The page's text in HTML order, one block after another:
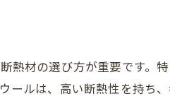
の冬を乗り切るためのリフォ
抑えるための省エネ対策と
厳しい冬に対応するための
熱材の選び方が重要です。
ールは、高い断熱性を持ち